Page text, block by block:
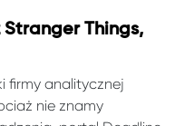
Things,
firmy analitycznej
nie znamy